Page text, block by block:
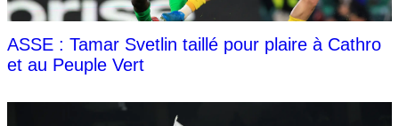
ASSE : Tamar Svetlin taillé pour plaire à Cathro
et au Peuple Vert